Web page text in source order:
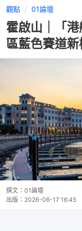
觀點 01論壇
霍啟山｜「
區藍色賽道
撰文： 01論壇
出版： 2026-06-17 16:45